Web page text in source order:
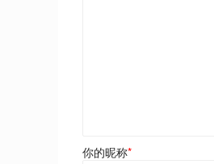
你的昵称*